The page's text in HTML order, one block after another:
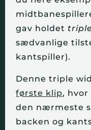
gav holdet
sædvanlige
kantspiller).
Denne triple
første klip,
den nærmeste
backen og